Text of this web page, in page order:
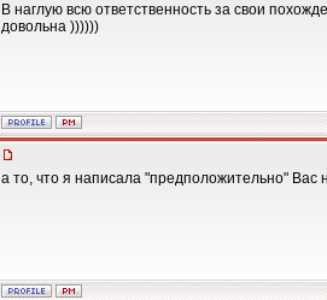
В наглую всю ответственность за свои
довольна ))))))
а то, что я написала "предположительно" Вас